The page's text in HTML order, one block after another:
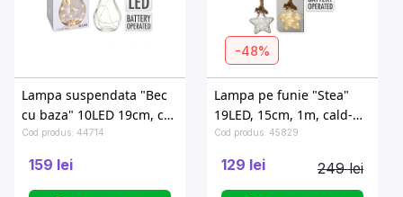
Lampa suspendata "Bec
cu baza" 10LED 19cm, cu
carlig
Cod produs: 44714
159 lei
-48%
Lampa pe funie "Stea"
19LED, 15cm, 1m, cald-
alb
Cod produs: 45829
129 lei 249 lei